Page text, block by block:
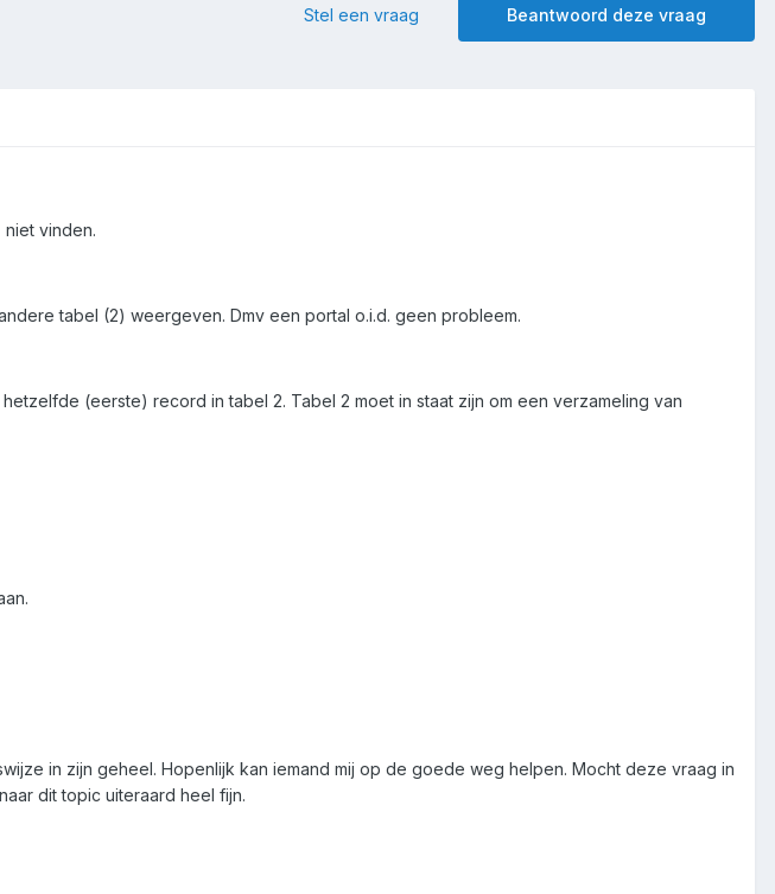
Beantwoord deze vraag
Stel een vraag
vinden.
tabel (2) weergeven. Dmv een portal o.i.d. geen probleem.
(eerste) record in tabel 2. Tabel 2 moet in staat zijn om een verzameling van
in zijn geheel. Hopenlijk kan iemand mij op de goede weg helpen. Mocht deze vraag in
dit topic uiteraard heel fijn.